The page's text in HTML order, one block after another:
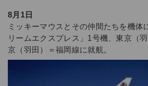
8月1日
ミッキーマウスとその仲間たちを機体
リームエクスプレス」1号機、東京（
京（羽田）＝福岡線に就航。